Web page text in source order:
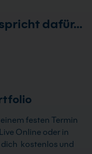
dafür…
festen Termin
Online oder in
dich kostenlos und